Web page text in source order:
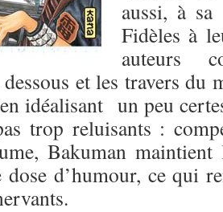
aussi, à
Fidèles à
auteurs
et les travers du
idéalisant un peu
trop reluisants :
Bakuman
d’humour, ce qui